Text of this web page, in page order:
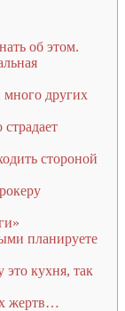
об этом.
много других
стороной
планируете
кухня, так
жертв…